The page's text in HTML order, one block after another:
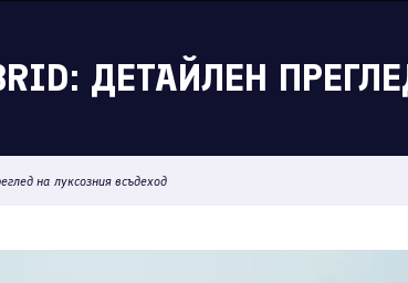
ДЕТАЙЛЕН
на луксозния всъдеход